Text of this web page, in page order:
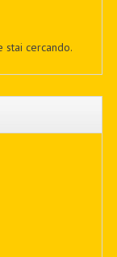
cercando.